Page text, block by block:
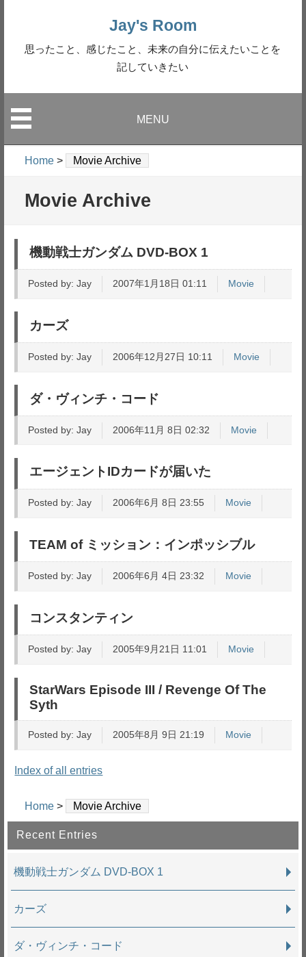
Jay's Room
思ったこと、感じたこと、未来の自分に伝えたいことを
記していきたい
MENU
Home > Movie Archive
Movie Archive
機動戦士ガンダム DVD-BOX 1
Posted by:Jay 2007年1月18日 01:11 Movie
カーズ
Posted by:Jay 2006年12月27日 10:11 Movie
ダ・ヴィンチ・コード
Posted by:Jay 2006年11月 8日 02:32 Movie
エージェントIDカードが届いた
Posted by:Jay 2006年6月 8日 23:55 Movie
TEAM of ミッション：インポッシブル
Posted by:Jay 2006年6月 4日 23:32 Movie
コンスタンティン
Posted by:Jay 2005年9月21日 11:01 Movie
StarWars Episode III / Revenge Of The
Syth
Posted by:Jay 2005年8月 9日 21:19 Movie
Index of all entries
Home > Movie Archive
Recent Entries
機動戦士ガンダム DVD-BOX 1
カーズ
ダ・ヴィンチ・コード